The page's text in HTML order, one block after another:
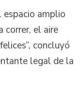
espacio amplio
correr, el aire
concluyó
legal de la